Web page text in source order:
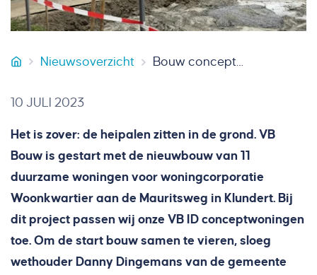
VB Bouw
Nieuwsoverzicht Bouw conceptwoningen Klundert gestart
10 JULI 2023
Het is zover: de heipalen zitten in de grond. VB
Bouw is gestart met de nieuwbouw van 11
duurzame woningen voor woningcorporatie
Woonkwartier aan de Mauritsweg in Klundert. Bij
dit project passen wij onze VB ID conceptwoningen
toe. Om de start bouw samen te vieren, sloeg
wethouder Danny Dingemans van de gemeente